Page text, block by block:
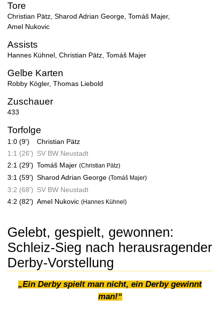
Tore
Christian Pätz Sharod Adrian George Tomáš Majer,
Amel Nukovic
Assists
Hannes Kühnel Christian Pätz Tomáš Majer
Gelbe Karten
Robby Kögler, Thomas Liebold
Zuschauer
433
Torfolge
1:0 (9')
Christian Pätz
1:1 (26') SV BW Neustadt
2:1 (29') Tomáš Majer (Christian Pätz)
3:1 (59') Sharod Adrian George (Tomáš Majer)
3:2 (68') SV BW Neustadt
4:2 (82') Amel Nukovic (Hannes Kühnel)
Gelebt, gespielt, gewonnen:
Schleiz-Sieg nach herausragender
Derby-Vorstellung
„Ein Derby spielt man nicht, ein Derby gewinnt
man!“